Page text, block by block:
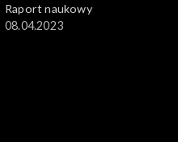
Raport naukowy
08.04.2023